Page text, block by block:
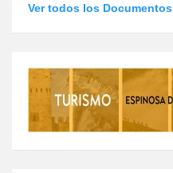
Ver todos los Documentos